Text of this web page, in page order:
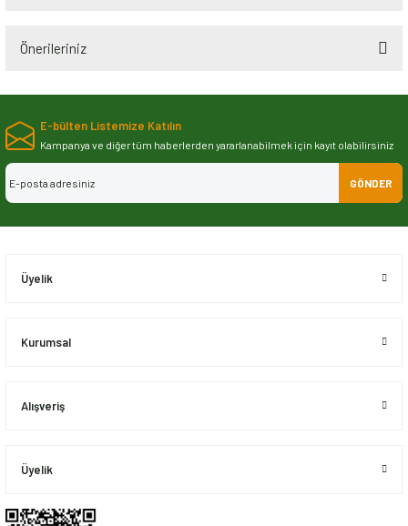
Önerileriniz
Bu ürünün fiyat bilgisi, resim, ürün açıklamalarında ve diğer konularda
iletebilirsiniz.
Görüş ve önerileriniz için teşekkür ederiz.
Ürün resmi kalitesiz, bozuk veya görüntülenemiyor.
E-bülten Listemize Katılın
Kampanya ve diğer tüm haberlerden yararlanabilmek için kayıt olabilirsiniz
GÖNDER
Üyelik
Kurumsal
Alışveriş
Üyelik